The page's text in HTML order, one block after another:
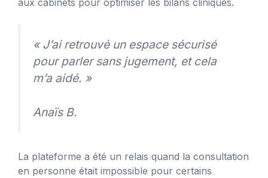
« J’ai retrouvé un espace sécurisé
pour parler sans jugement, et cela
m’a aidé. »
Anaïs B.
La plateforme a été un relais quand la consultation
en personne était impossible pour certains